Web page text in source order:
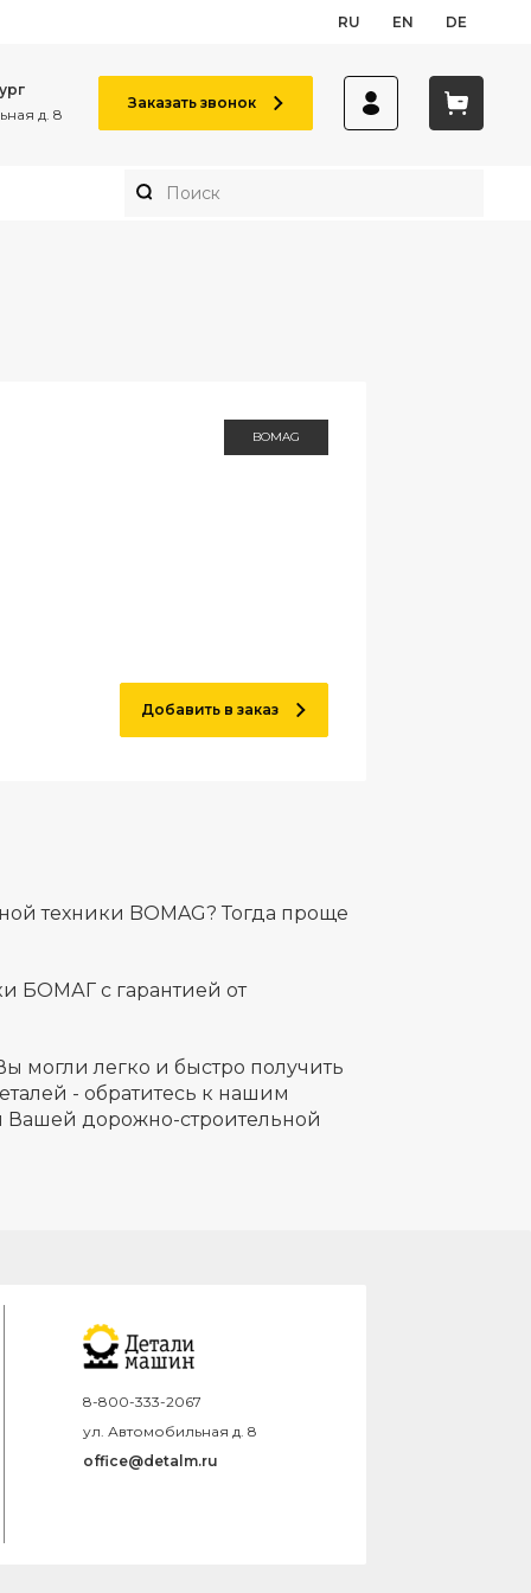
RU EN DE
д. 8
Заказать звонок
BOMAG
Добавить в заказ
техники BOMAG? Тогда проще
БОМАГ с гарантией от
могли легко и быстро получить
- обратитесь к нашим
Вашей дорожно-строительной
8-800-333-2067
ул. Автомобильная д. 8
office@detalm.ru